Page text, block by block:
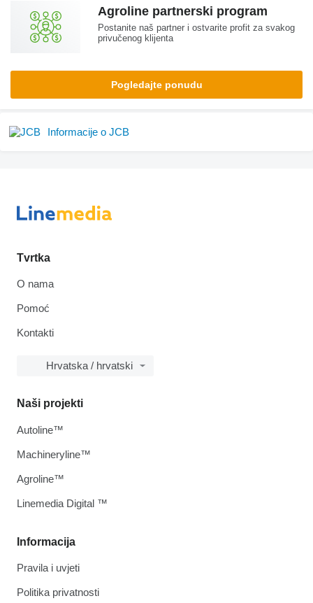
Agroline partnerski program
Postanite naš partner i ostvarite profit za svakog
privučenog klijenta
Pogledajte ponudu
Informacije o JCB
Tvrtka
O nama
Pomoć
Kontakti
Hrvatska / hrvatski
Informacija
Pravila i uvjeti
Politika privatnosti
Naši projekti
Autoline™
Machineryline™
Agroline™
Linemedia Digital ™